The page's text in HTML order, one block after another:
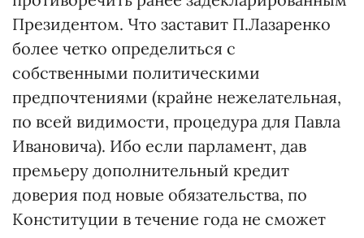
Президентом. Что заставит П.Лазаренко
более четко определиться с
собственными политическими
предпочтениями (крайне нежелательная,
по всей видимости, процедура для Павла
Ивановича). Ибо если парламент, дав
премьеру дополнительный кредит
доверия под новые обязательства, по
Конституции в течение года не сможет